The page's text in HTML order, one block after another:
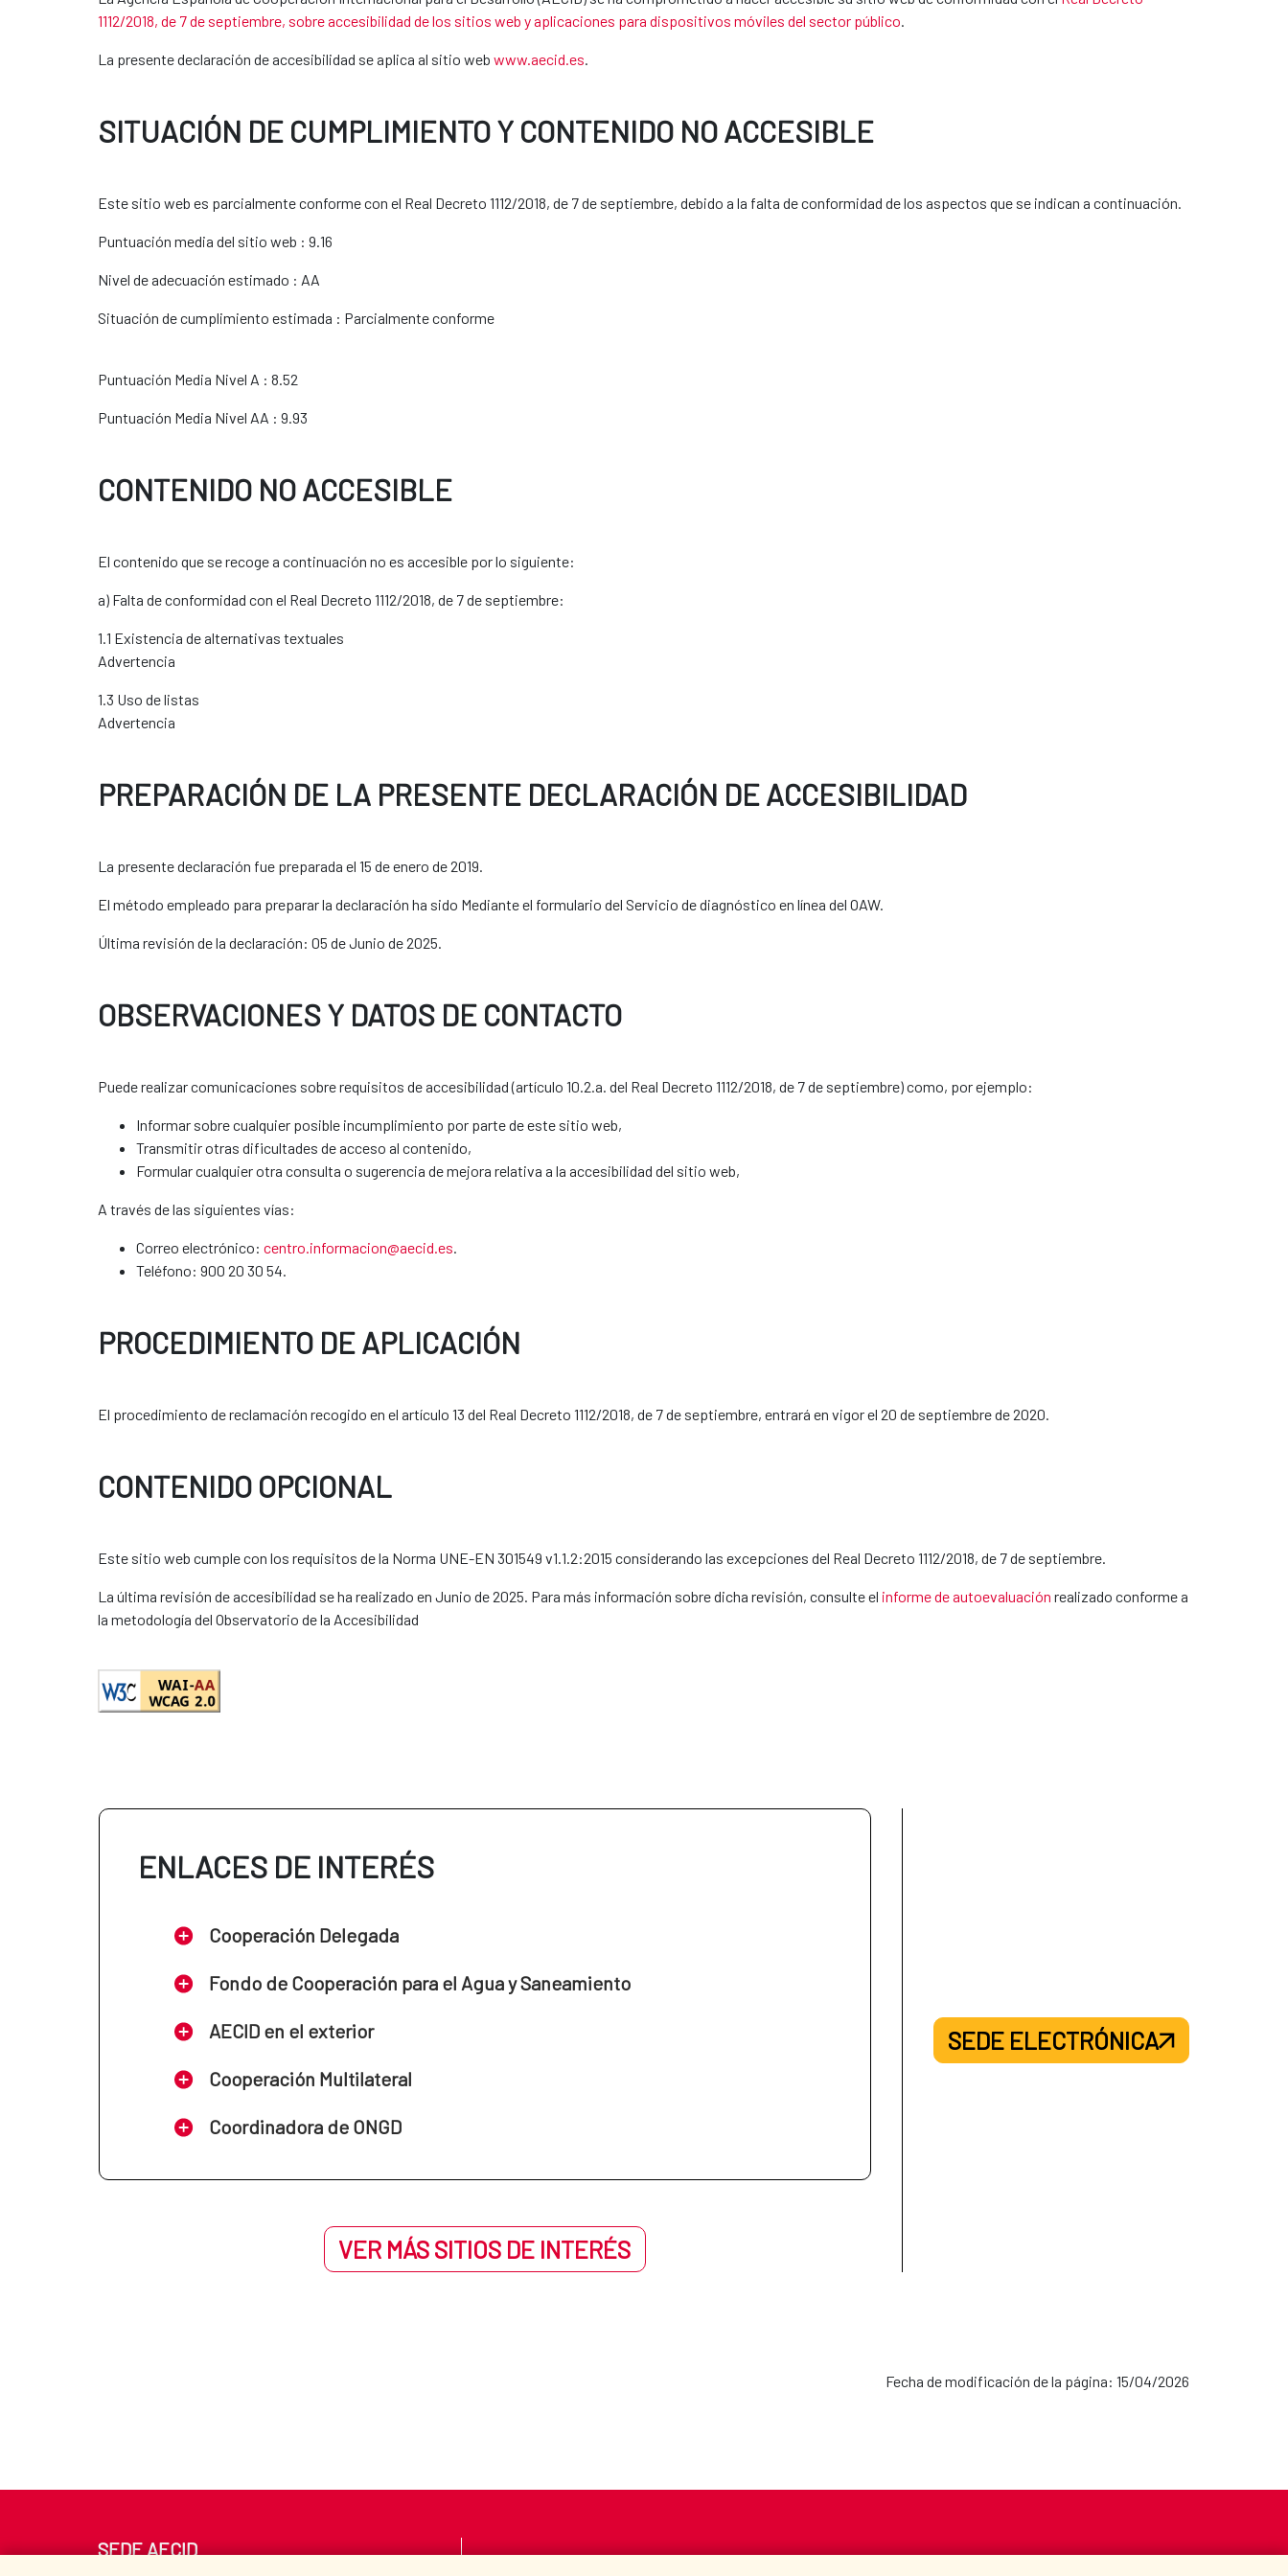
1112/2018, de 7 de septiembre, sobre accesibilidad de los sitios web y aplicaciones para dispositivos móviles del sector público
La presente declaración de accesibilidad se aplica al sitio web www.aecid.es
SITUACIÓN DE CUMPLIMIENTO Y CONTENIDO NO ACCESIBLE
Este sitio web es parcialmente conforme con el Real Decreto 1112/2018, de 7 de septiembre, debido a la falta de conformidad de los aspectos que se indican a continuación.
Puntuación media del sitio web : 9.16
Nivel de adecuación estimado : AA
Situación de cumplimiento estimada : Parcialmente conforme
Puntuación Media Nivel A : 8.52
Puntuación Media Nivel AA : 9.93
CONTENIDO NO ACCESIBLE
El contenido que se recoge a continuación no es accesible por lo siguiente:
a) Falta de conformidad con el Real Decreto 1112/2018, de 7 de septiembre:
1.1 Existencia de alternativas textuales
Advertencia
1.3 Uso de listas
Advertencia
PREPARACIÓN DE LA PRESENTE DECLARACIÓN DE ACCESIBILIDAD
La presente declaración fue preparada el 15 de enero de 2019.
El método empleado para preparar la declaración ha sido Mediante el formulario del Servicio de diagnóstico en línea del OAW.
Última revisión de la declaración: 05 de Junio de 2025.
OBSERVACIONES Y DATOS DE CONTACTO
Puede realizar comunicaciones sobre requisitos de accesibilidad (artículo 10.2.a. del Real Decreto 1112/2018, de 7 de septiembre) como, por ejemplo:
Informar sobre cualquier posible incumplimiento por parte de este sitio web,
Transmitir otras dificultades de acceso al contenido,
Formular cualquier otra consulta o sugerencia de mejora relativa a la accesibilidad del sitio web,
A través de las siguientes vías:
Correo electrónico: centro.informacion@aecid.es
Teléfono: 900 20 30 54.
PROCEDIMIENTO DE APLICACIÓN
El procedimiento de reclamación recogido en el artículo 13 del Real Decreto 1112/2018, de 7 de septiembre, entrará en vigor el 20 de septiembre de 2020.
CONTENIDO OPCIONAL
Este sitio web cumple con los requisitos de la Norma UNE-EN 301549 v1.1.2:2015 considerando las excepciones del Real Decreto 1112/2018, de 7 de septiembre.
La última revisión de accesibilidad se ha realizado en Junio de 2025. Para más información sobre dicha revisión, consulte el informe de autoevaluación realizado conforme a
la metodología del Observatorio de la Accesibilidad
ENLACES DE INTERÉS
Cooperación Delegada
Fondo de Cooperación para el Agua y Saneamiento
AECID en el exterior
Cooperación Multilateral
Coordinadora de ONGD
VER MÁS SITIOS DE INTERÉS
SEDE ELECTRÓNICA
Fecha de modificación de la página: 15/04/2026
SEDE AECID